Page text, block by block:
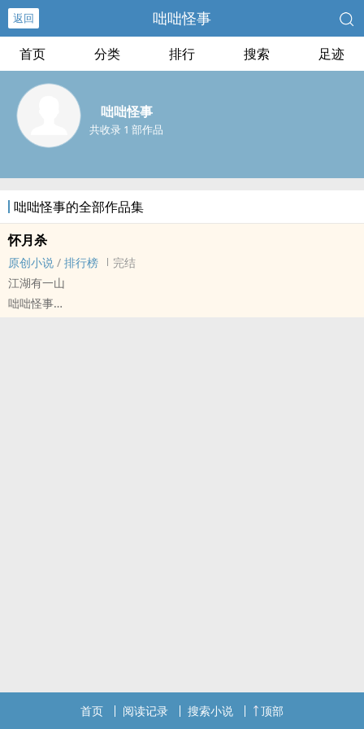
返回 咄咄怪事
首页 分类 排行 搜索 足迹
咄咄怪事
共收录 1 部作品
咄咄怪事的全部作品集
怀月杀
原创小说 / 排行榜
完结
江湖有一山
咄咄怪事
首页 阅读记录 搜索小说 顶部